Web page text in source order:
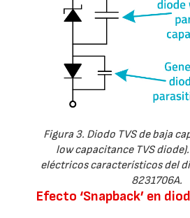
Figura 3. Diodo TVS de baja
low capacitance TVS
eléctricos característicos del
8231706A.
Efecto ‘Snapback’ en